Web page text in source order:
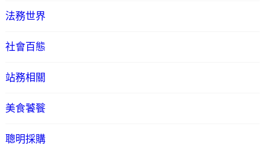
法務世界
社會百態
站務相關
美食饕餮
聰明採購